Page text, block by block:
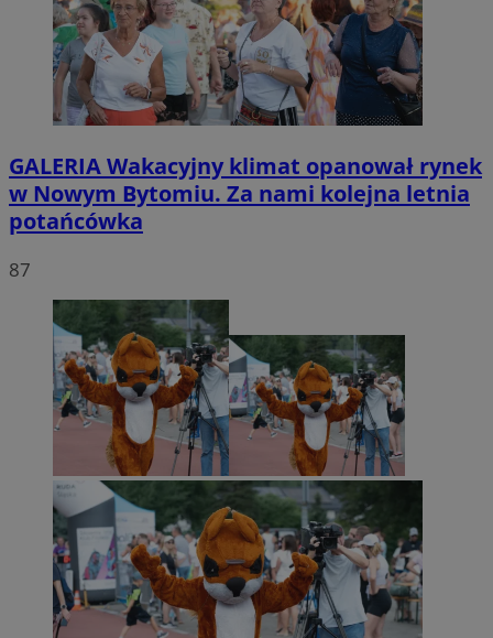
GALERIAWakacyjny klimat opanował rynek
w Nowym Bytomiu. Za nami kolejna letnia
potańcówka
87